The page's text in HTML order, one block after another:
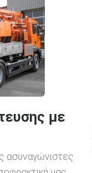
με
ασυναγώνιστες